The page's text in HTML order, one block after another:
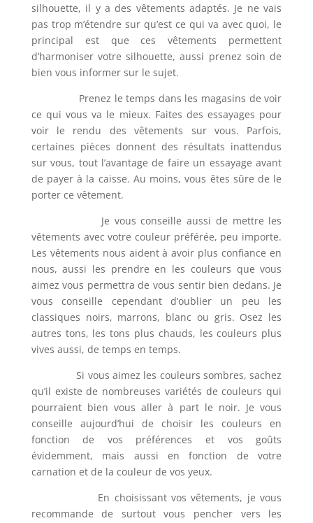
silhouette, il y a des vêtements adaptés. Je ne vais
pas trop m’étendre sur qu’est ce qui va avec quoi, le
principal est que ces vêtements permettent
d’harmoniser votre silhouette, aussi prenez soin de
bien vous informer sur le sujet.
Prenez le temps dans les magasins de voir
ce qui vous va le mieux. Faites des essayages pour
voir le rendu des vêtements sur vous. Parfois,
certaines pièces donnent des résultats inattendus
sur vous, tout l’avantage de faire un essayage avant
de payer à la caisse. Au moins, vous êtes sûre de le
porter ce vêtement.
Je vous conseille aussi de mettre les
vêtements avec votre couleur préférée, peu importe.
Les vêtements nous aident à avoir plus confiance en
nous, aussi les prendre en les couleurs que vous
aimez vous permettra de vous sentir bien dedans. Je
vous conseille cependant d’oublier un peu les
classiques noirs, marrons, blanc ou gris. Osez les
autres tons, les tons plus chauds, les couleurs plus
vives aussi, de temps en temps.
Si vous aimez les couleurs sombres, sachez
qu’il existe de nombreuses variétés de couleurs qui
pourraient bien vous aller à part le noir. Je vous
conseille aujourd’hui de choisir les couleurs en
fonction de vos préférences et vos goûts
évidemment, mais aussi en fonction de votre
carnation et de la couleur de vos yeux.
En choisissant vos vêtements, je vous
recommande de surtout vous pencher vers les